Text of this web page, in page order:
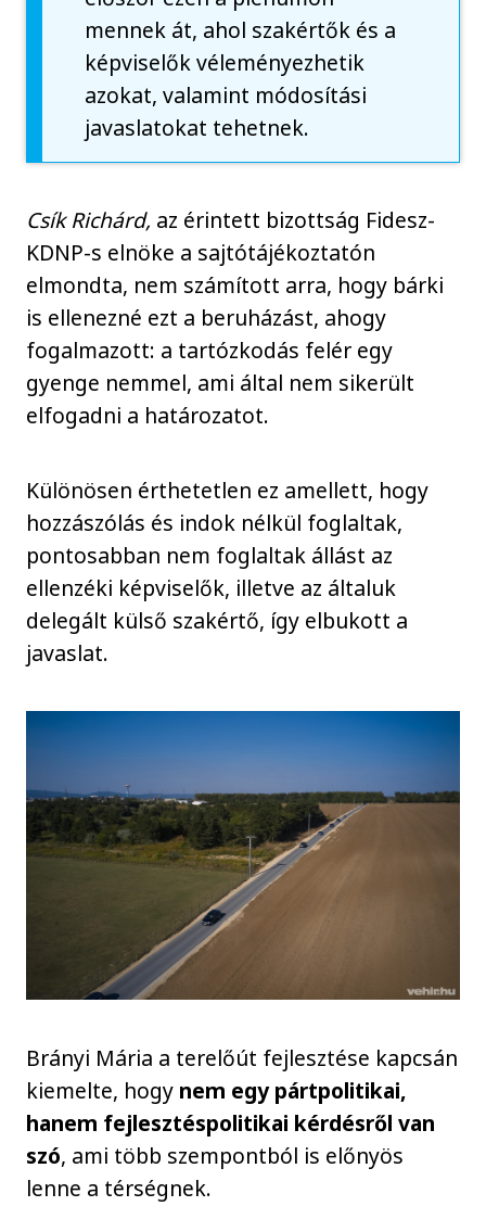
mennek át, ahol szakértők és a
képviselők véleményezhetik
azokat, valamint módosítási
javaslatokat tehetnek.
Csík Richárd, az érintett bizottság Fidesz-
KDNP-s elnöke a sajtótájékoztatón
elmondta, nem számított arra, hogy bárki
is ellenezné ezt a beruházást, ahogy
fogalmazott: a tartózkodás felér egy
gyenge nemmel, ami által nem sikerült
elfogadni a határozatot.
Különösen érthetetlen ez amellett, hogy
hozzászólás és indok nélkül foglaltak,
pontosabban nem foglaltak állást az
ellenzéki képviselők, illetve az általuk
delegált külső szakértő, így elbukott a
javaslat.
Brányi Mária a terelőút fejlesztése kapcsán
kiemelte, hogy nem egy pártpolitikai,
hanem fejlesztéspolitikai kérdésről van
szó, ami több szempontból is előnyös
lenne a térségnek.